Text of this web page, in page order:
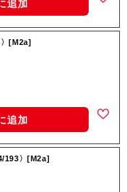
追加
[M2a]
追加
193〉[M2a]